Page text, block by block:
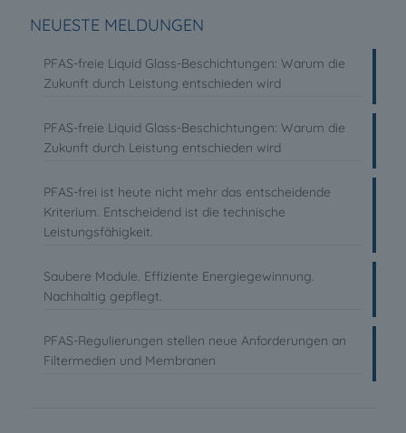
NEUESTE MELDUNGEN
PFAS-freie Liquid Glass-Beschichtungen: Warum die
Zukunft durch Leistung entschieden wird
PFAS-freie Liquid Glass-Beschichtungen: Warum die
Zukunft durch Leistung entschieden wird
PFAS-frei ist heute nicht mehr das entscheidende
Kriterium. Entscheidend ist die technische
Leistungsfähigkeit.
Saubere Module. Effiziente Energiegewinnung.
Nachhaltig gepflegt.
PFAS-Regulierungen stellen neue Anforderungen an
Filtermedien und Membranen